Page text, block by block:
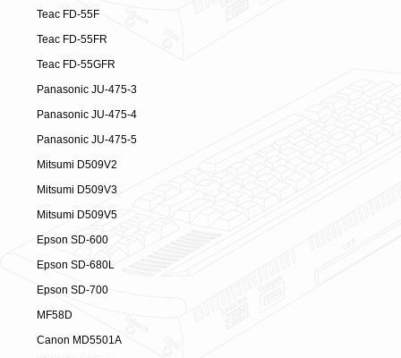
Teac FD-55F
Teac FD-55FR
Teac FD-55GFR
Panasonic JU-475-3
Panasonic JU-475-4
Panasonic JU-475-5
Mitsumi D509V2
Mitsumi D509V3
Mitsumi D509V5
Epson SD-600
Epson SD-680L
Epson SD-700
MF58D
Canon MD5501A